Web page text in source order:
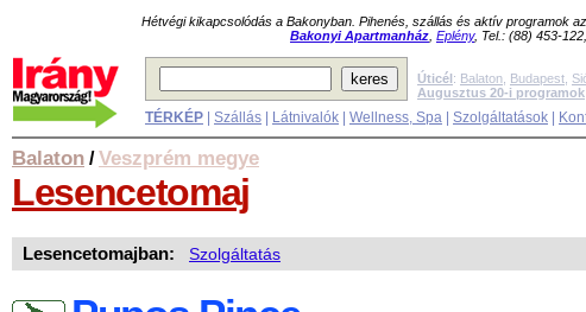
Hétvégi kikapcsolódás a Bakonyban. Pihenés, szállás és aktív programok
Bakonyi Apartmanház Eplény, Tel.: (88) 453-
Úticél: Balaton Budapest
Augusztus 20-i programok
TÉRKÉP Szállás Látnivalók Wellness, Spa Szolgáltatások
Balaton /Veszprém megye
Lesencetomaj
Lesencetomajban: Szolgáltatás